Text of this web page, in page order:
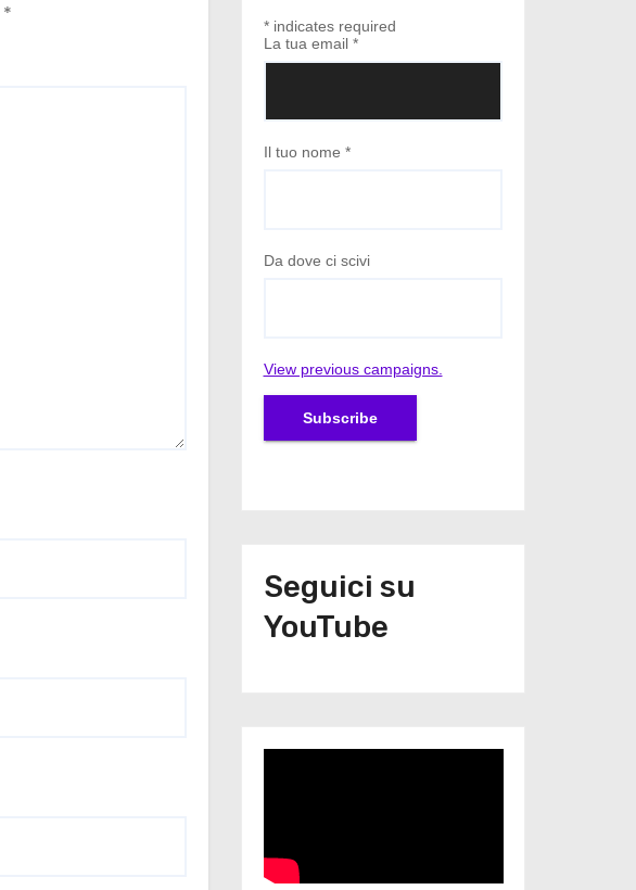
*
*indicates required
La tua email *
Il tuo nome *
Da dove ci scivi
View previous campaigns.
Seguici su
YouTube